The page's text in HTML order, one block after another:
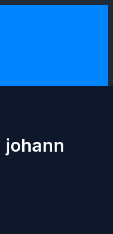
johann